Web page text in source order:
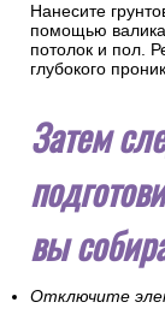
Нанесите
помощью
потолок и пол.
глубокого
Затем
вы
Отключите